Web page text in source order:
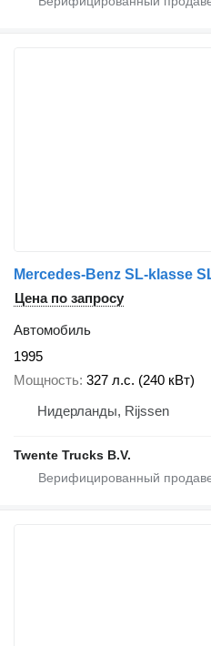
Mercedes-Benz SL-klasse
Цена по запросу
Автомобиль
1995
Мощность 327 л.с. (240 кВт)
Нидерланды, Rijssen
Twente Trucks B.V.